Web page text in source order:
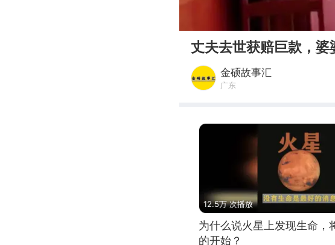
丈夫去世获赔巨款，
金硕故事汇
广东
12.5万 次播放
为什么说火星上发现生命，
的开始？